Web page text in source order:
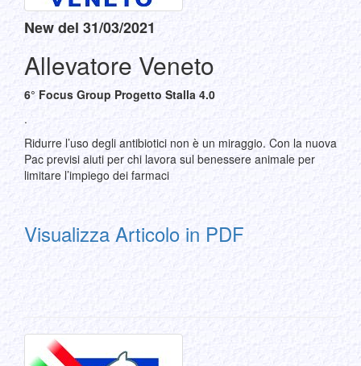
New del 31/03/2021
Allevatore Veneto
6° Focus Group Progetto Stalla 4.0
.
Ridurre l’uso degli antibiotici non è un miraggio. Con la nuova
Pac previsi aiuti per chi lavora sul benessere animale per
limitare l’impiego dei farmaci
Visualizza Articolo in PDF